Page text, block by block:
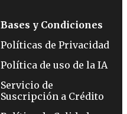
Bases y Condiciones
Políticas de Privacidad
Política de uso de la IA
Servicio de
Suscripción a Crédito